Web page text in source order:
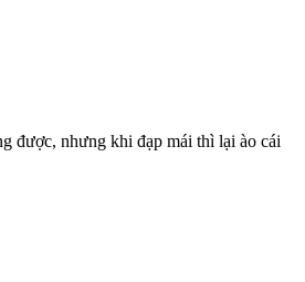
được, nhưng khi đạp mái thì lại ào cái